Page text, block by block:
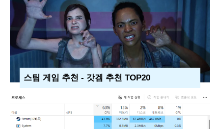
스팀 게임 추천 - 갓겜 추천 TOP20